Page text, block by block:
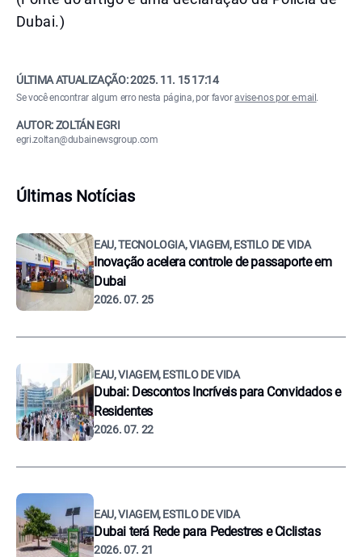
Dubai.)
ÚLTIMA ATUALIZAÇÃO:2025. 11. 15 17:14
Se você encontrar algum erro nesta página, por favoravise-nos por e-mail .
AUTOR: ZOLTÁN EGRI
egri.zoltan@dubainewsgroup.com
Últimas Notícias
EAU, TECNOLOGIA, VIAGEM, ESTILO DE VIDA
Inovação acelera controle de passaporte em
Dubai
2026. 07. 25
EAU, VIAGEM, ESTILO DE VIDA
Dubai: Descontos Incríveis para Convidados e
Residentes
2026. 07. 22
EAU, VIAGEM, ESTILO DE VIDA
Dubai terá Rede para Pedestres e Ciclistas
2026. 07. 21